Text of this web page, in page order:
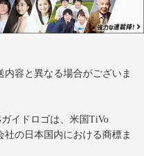
容と異なる場合がございま
イドロゴは、米国TiVo
社の日本国内における商標ま